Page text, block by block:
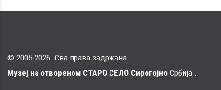
© 2005-2026. Сва права задржана
Музеј на отвореном СТАРО СЕЛО Сирогојно Србија .